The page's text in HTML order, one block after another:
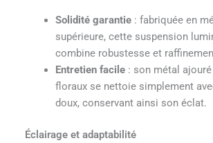
Solidité garantie: fabriquée en
supérieure, cette suspension
combine robustesse et
Entretien facile: son métal
floraux se nettoie simplement
doux, conservant ainsi son éclat.
Éclairage et adaptabilité